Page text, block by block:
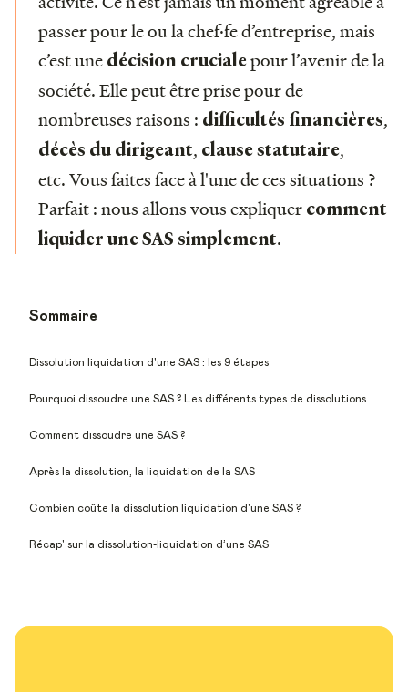
passer pour le ou la chef·fe d’entreprise, mais
c’est une décision crucialepour l’avenir de la
société. Elle peut être prise pour de
nombreuses raisons : difficultés financières,
décès du dirigeant, clause statutaire,
etc. Vous faites face à l'une de ces situations ?
Parfait : nous allons vous expliquer comment
liquider une SAS simplement.
Sommaire
Dissolution liquidation d'une SAS : les 9 étapes
Pourquoi dissoudre une SAS ? Les différents types de dissolutions
Comment dissoudre une SAS ?
Après la dissolution, la liquidation de la SAS
Combien coûte la dissolution liquidation d'une SAS ?
Récap' sur la dissolution-liquidation d’une SAS